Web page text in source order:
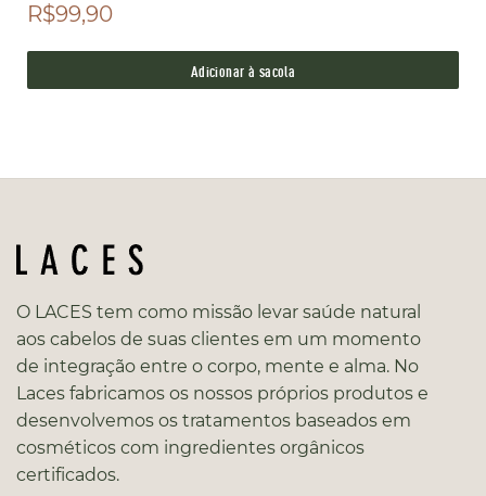
R$99,90
Adicionar à sacola
O LACES tem como missão levar saúde natural
aos cabelos de suas clientes em um momento
de integração entre o corpo, mente e alma. No
Laces fabricamos os nossos próprios produtos e
desenvolvemos os tratamentos baseados em
cosméticos com ingredientes orgânicos
certificados.